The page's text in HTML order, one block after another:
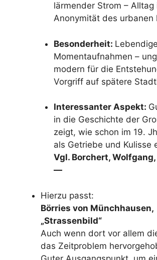
lärmender Strom – Alltag
Anonymität des urbanen
Besonderheit: Lebendige
Momentaufnahmen –
modern für die
Vorgriff auf spätere
Interessanter Aspekt:
in die Geschichte der
zeigt, wie schon im 19.
als Getriebe und Kulisse
Vgl. Borchert, Wolfgang,
—
Hierzu passt:
Börries von Münchhausen,
„Strassenbild“
Auch wenn dort vor allem
das Zeitproblem